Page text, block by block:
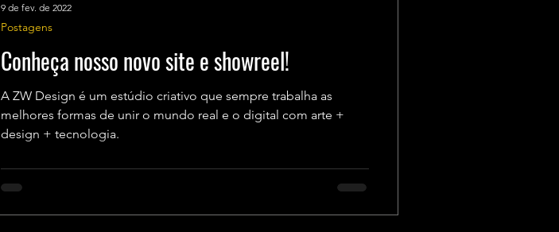
Conheça nosso novo site e showreel!
A ZW Design é um estúdio criativo que sempre trabalha as
melhores formas de unir o mundo real e o digital com arte +
design + tecnologia.
Postagens
9 de fev. de 2022